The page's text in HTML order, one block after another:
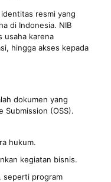
resmi yang
di Indonesia. NIB
usahakarena
hingga akses kepada
dokumen yang
Submission (OSS).
hukum.
kegiatan bisnis.
seperti program